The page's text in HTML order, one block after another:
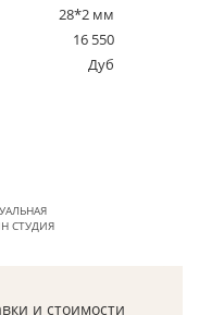
28*2 мм
16 550
Дуб
СТУДИЯ
и стоимости